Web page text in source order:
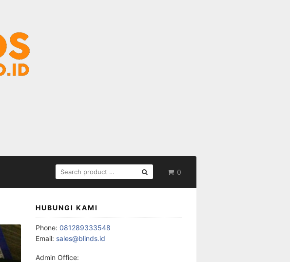
0
SEARCH
FOR:
HUBUNGI KAMI
Phone: 081289333548
Email: sales@blinds.id
Admin Office: